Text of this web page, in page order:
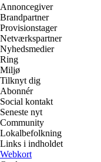
Annoncegiver
Brandpartner
Provisionstager
Netværkspartner
Nyhedsmedier
Ring
Miljø
Tilknyt dig
Abonnér
Social kontakt
Seneste nyt
Community
Lokalbefolkning
Links i indholdet
Webkort